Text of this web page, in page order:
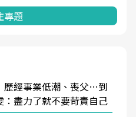
專題
歷經事業低潮、喪父…到
：盡力了就不要苛責自己